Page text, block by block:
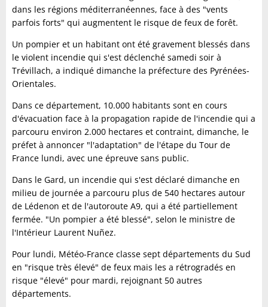
dans les régions méditerranéennes, face à des "vents
parfois forts" qui augmentent le risque de feux de forêt.
Un pompier et un habitant ont été gravement blessés dans
le violent incendie qui s'est déclenché samedi soir à
Trévillach, a indiqué dimanche la préfecture des Pyrénées-
Orientales.
Dans ce département, 10.000 habitants sont en cours
d'évacuation face à la propagation rapide de l'incendie qui a
parcouru environ 2.000 hectares et contraint, dimanche, le
préfet à annoncer "l'adaptation" de l'étape du Tour de
France lundi, avec une épreuve sans public.
Dans le Gard, un incendie qui s'est déclaré dimanche en
milieu de journée a parcouru plus de 540 hectares autour
de Lédenon et de l'autoroute A9, qui a été partiellement
fermée. "Un pompier a été blessé", selon le ministre de
l'Intérieur Laurent Nuñez.
Pour lundi, Météo-France classe sept départements du Sud
en "risque très élevé" de feux mais les a rétrogradés en
risque "élevé" pour mardi, rejoignant 50 autres
départements.